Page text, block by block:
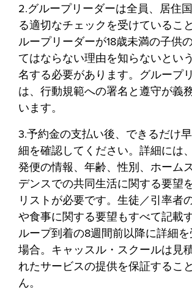
2.グループリーダーは全員、居住
る適切なチェックを受けているこ
ループリーダーが18歳未満の子供
てはならない理由を知らないとい
名する必要があります。グループ
は、行動規範への署名と遵守が義
います。
3.予約金の支払い後、できるだけ
細を確認してください。詳細には
発便の情報、年齢、性別、ホーム
デンスでの共同生活に関する要望
リストが必要です。生徒／引率者
や食事に関する要望もすべて記載
ループ到着の8週間前以降に詳細
場合。キャッスル・スクールは見
れたサービスの提供を保証するこ
ん。